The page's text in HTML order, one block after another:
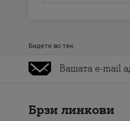
Бидете во тек
Брзи линкови